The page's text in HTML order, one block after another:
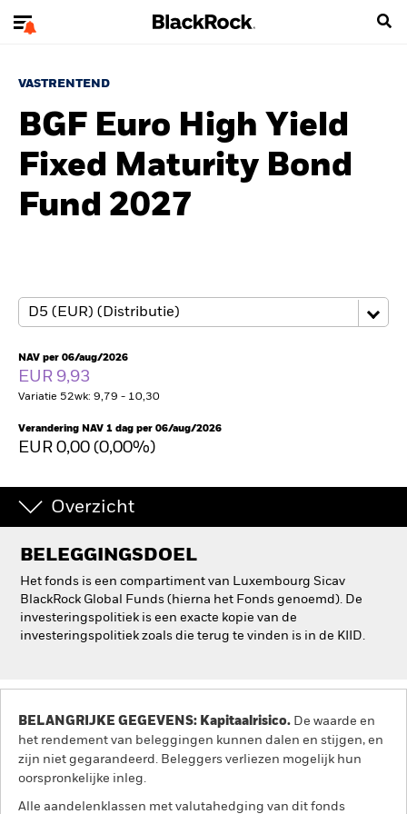
VASTRENTEND
BGF Euro High Yield
Fixed Maturity Bond
Fund 2027
NAV per 06/aug/2026
EUR 9,93
Variatie 52wk: 9,79 - 10,30
Verandering NAV 1 dag per 06/aug/2026
EUR 0,00 (0,00%)
Overzicht
BELEGGINGSDOEL
Het fonds is een compartiment van Luxembourg Sicav
BlackRock Global Funds (hierna het Fonds genoemd). De
investeringspolitiek is een exacte kopie van de
investeringspolitiek zoals die terug te vinden is in de KIID.
BELANGRIJKE GEGEVENS: Kapitaalrisico. De waarde en
het rendement van beleggingen kunnen dalen en stijgen, en
zijn niet gegarandeerd. Beleggers verliezen mogelijk hun
oorspronkelijke inleg.
Alle aandelenklassen met valutahedging van dit fonds